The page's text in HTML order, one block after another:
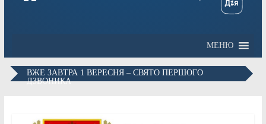
МЕНЮ
ВЖЕ ЗАВТРА 1 ВЕРЕСНЯ – СВЯТО ПЕРШОГО
ДЗВОНИКА